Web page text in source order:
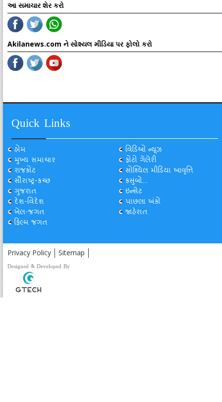
આ સમાચાર શેર કરો
Akilanews.com ને સોશ્યલ મીડિયા પર ફોલો કરો
Quick Links
હોમ
મુખ્ય સમાચાર
રાજકોટ
સૌરાષ્ટ્ર-કચ્છ
ગુજરાત
દેશ-વિદેશ
ખેલ-જગત
ફિલ્મ જગત
વિડિઓ ન્યૂઝ
ફોટો ગેલેરી
સોશ્યિલ મીડિયા આવૃત્તિ
કસુંબો...
ઇન્સેટ
પાછલા અંકો
જાહેરાત
Privacy Policy Sitemap
Designed & Developed By